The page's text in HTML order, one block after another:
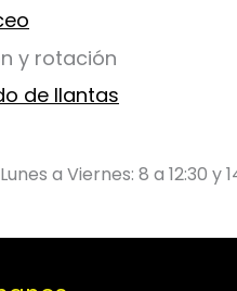
y rotación
de llantas
Lunes a Viernes: 8 a 12:30 y